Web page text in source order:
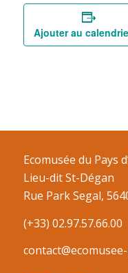
Ajouter au
Ecomusée du Pays
Lieu-dit St-Dégan
Rue Park Segal,
(+33) 02.97.57.66.00